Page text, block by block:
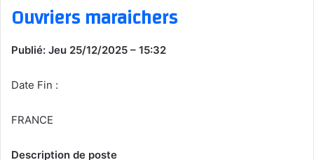
Ouvriers maraichers
Publié: Jeu 25/12/2025 – 15:32
Date Fin :
FRANCE
Description de poste